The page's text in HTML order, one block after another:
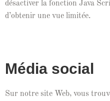
dés­ac­tiv­er la fonc­tion Java
d’obtenir une vue limitée.
Média social
Sur notre site Web, vous